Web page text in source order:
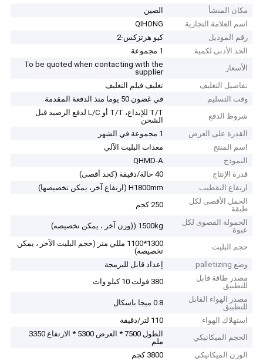
مكان المنشأ
الصين
اسم العلامة التجارية
QIHONG
رقم الموديل
كيو هرتزكس-2
الحد الأدنى لكمية
1 مجموعة
الأسعار
To be quoted when contacting with the
supplier
تفاصيل التغليف
تغليف فيلم التغليف
وقت التسليم
في غضون 50 يوما منذ الدفعة المقدمة
شروط الدفع
T/T للإيداع، T/T أو L/C لدفع الرصيد قبل
الشحن
القدرة على العرض
1 مجموعة في الشهر
اسم المنتج
معدات البليت الآلي
النموذج
QHMD-A
قدرة الإنتاج
40 حالة/دقيقة (كحد أقصى)
ارتفاع التقطيب
H1800mm (ارتفاع آخر، يمكن تخصيصها)
الحمل الأقصى لكل
طبقة
250 كجم
الحمولة القصوى لكل
عبوة
1500kg ((وزن آخر ، يمكن تخصيصه)
حجم البليت
1300*1100 مللي متر (حجم البليت الآخر ، يمكن
تخصيصه)
وضع palletizing
إعداد قابل للبرمجة
مصدر طاقة قابل
للتطبيق
380 فولت 10 كيلو وات
مصدر الهواء القابل
للتطبيق
0.8 ميجا باسكال
استهلاك الهواء
110 لتر/دقيقة
الحجم الميكانيكي
الطول 7500 * العرض 5300 * الارتفاع 3350
ملم
الوزن الميكانيكي
3800 كجم